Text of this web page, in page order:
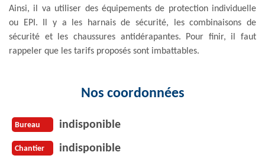
Ainsi, il va utiliser des équipements de protection individuelle
ou EPI. Il y a les harnais de sécurité, les combinaisons de
sécurité et les chaussures antidérapantes. Pour finir, il faut
rappeler que les tarifs proposés sont imbattables.
Nos coordonnées
Bureau indisponible
Chantier indisponible